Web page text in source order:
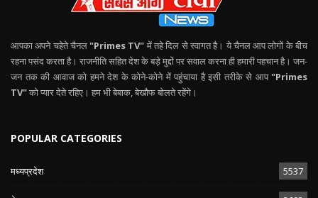
आपका अपने चहेते चैनल "Primes TV" में तहे दिल से स्वागत है। ये चैनल आप लोगों के बीच
रहना पसंद करता है। राजनीति सहित देश के बड़े मुद्दों पर सवाल करना ही हमारी पहचान है। जन-
जन तक की आवाज को हमने देश के कोने-कोने में पहुंचाया है इसी तरीके से आप "Primes
TV"को प्यार देते रहिए। हम भी बेबाक, बेखौफ बोलते रहेंगे।
POPULAR CATEGORIES
मध्यप्रदेश 5537